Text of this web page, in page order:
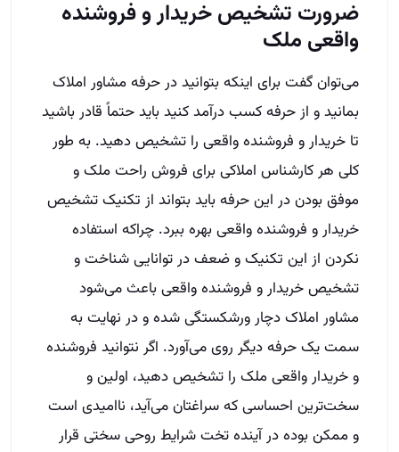
ضرورت تشخیص خریدار و فروشنده
واقعی ملک
می‌توان گفت برای اینکه بتوانید در حرفه مشاور املاک
بمانید و از حرفه کسب درآمد کنید باید حتماً قادر باشید
تا خریدار و فروشنده واقعی را تشخیص دهید. به طور
کلی هر کارشناس املاکی برای فروش راحت ملک و
موفق بودن در این حرفه باید بتواند از تکنیک تشخیص
خریدار و فروشنده واقعی بهره ببرد. چراکه استفاده
نکردن از این تکنیک و ضعف در توانایی شناخت و
تشخیص خریدار و فروشنده واقعی باعث می‌شود
مشاور املاک دچار ورشکستگی شده و در نهایت به
سمت یک حرفه دیگر روی می‌آورد. اگر نتوانید فروشنده
و خریدار واقعی ملک را تشخیص دهید، اولین و
سخت‌ترین احساسی که سراغتان می‌آید، ناامیدی است
و ممکن بوده در آینده تخت شرایط روحی سختی قرار